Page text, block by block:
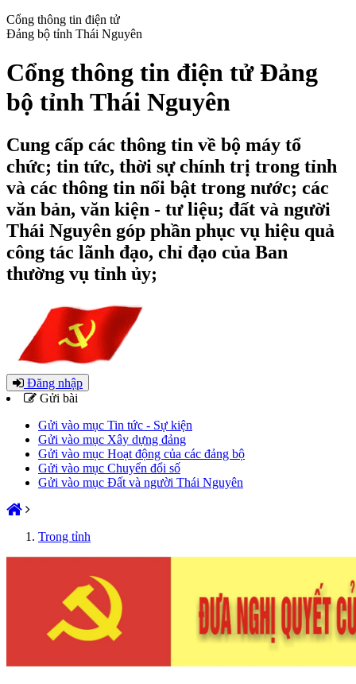
Cổng thông tin điện tử
Đảng bộ tỉnh Thái Nguyên
Cổng thông tin điện tử Đảng
bộ tỉnh Thái Nguyên
Cung cấp các thông tin về bộ máy tổ
chức; tin tức, thời sự chính trị trong tỉnh
và các thông tin nổi bật trong nước; các
văn bản, văn kiện - tư liệu; đất và người
Thái Nguyên góp phần phục vụ hiệu quả
công tác lãnh đạo, chỉ đạo của Ban
thường vụ tỉnh ủy;
Đăng nhập
Gửi bài
Gửi vào mục Tin tức - Sự kiện
Gửi vào mục Xây dựng đảng
Gửi vào mục Hoạt động của các đảng bộ
Gửi vào mục Chuyển đổi số
Gửi vào mục Đất và người Thái Nguyên
Trong tỉnh